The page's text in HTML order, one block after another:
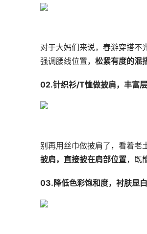
对于大妈们来说，春游穿搭不
强调腰线位置， 松紧有度的混
02.针织衫/T恤做披肩，丰富
别再用丝巾做披肩了，看着老
披肩，直接披在肩部位置，既
03.降低色彩饱和度，衬肤显